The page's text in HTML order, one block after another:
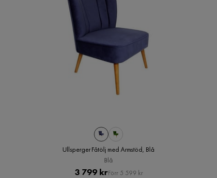
Ullsperger Fåtölj med Armstöd, Blå
Blå
Pris
3 799 krOriginal
Förr 5 599 kr